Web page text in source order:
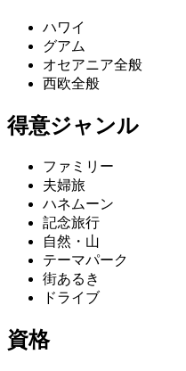
ハワイ
グアム
オセアニア全般
西欧全般
得意ジャンル
ファミリー
夫婦旅
ハネムーン
記念旅行
自然・山
テーマパーク
街あるき
ドライブ
資格